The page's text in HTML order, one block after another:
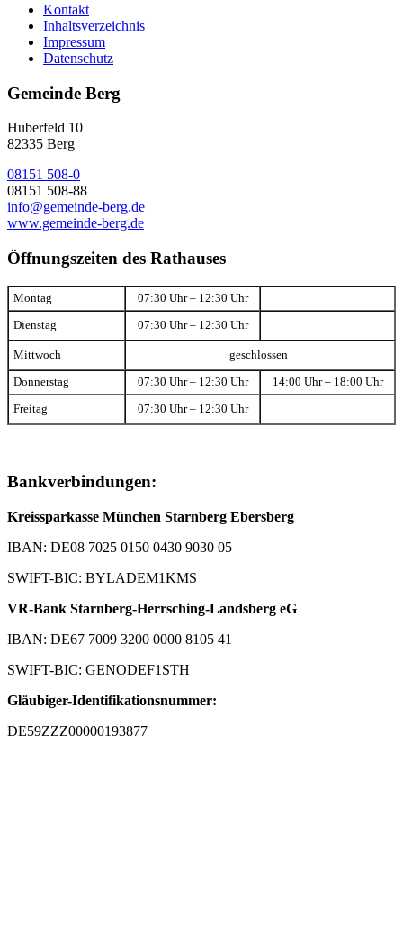
Kontakt
Inhaltsverzeichnis
Impressum
Datenschutz
Gemeinde Berg
Huberfeld 10
82335 Berg
08151 508-0
08151 508-88
info@gemeinde-berg.de
www.gemeinde-berg.de
Öffnungszeiten des Rathauses
Montag 07:30 Uhr – 12:30 Uhr
Dienstag 07:30 Uhr – 12:30 Uhr
Mittwoch geschlossen
Donnerstag 07:30 Uhr – 12:30 Uhr 14:00 Uhr – 18:00 Uhr
Freitag 07:30 Uhr – 12:30 Uhr
Bankverbindungen:
Kreissparkasse München Starnberg Ebersberg
IBAN: DE08 7025 0150 0430 9030 05
SWIFT-BIC: BYLADEM1KMS
VR-Bank Starnberg-Herrsching-Landsberg eG
IBAN: DE67 7009 3200 0000 8105 41
SWIFT-BIC: GENODEF1STH
Gläubiger-Identifikationsnummer:
DE59ZZZ00000193877